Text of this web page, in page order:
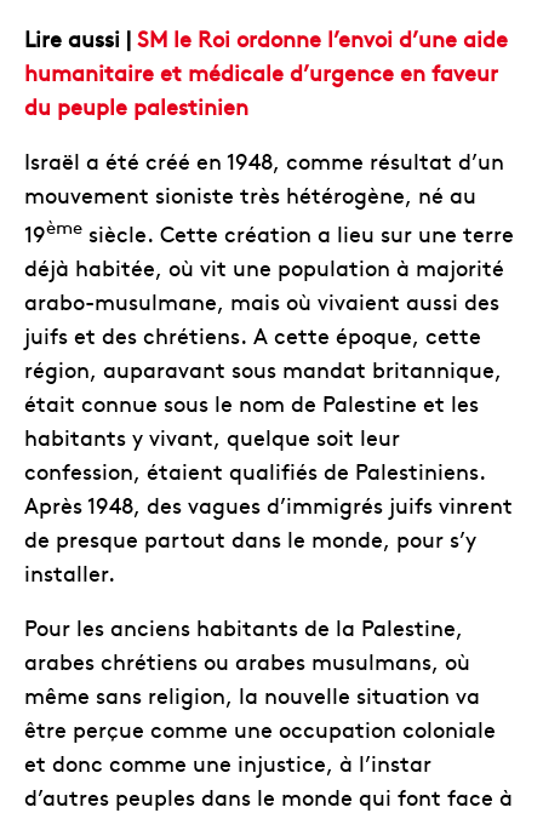
Lire aussi | SM le Roi ordonne l’envoi d’une aide
humanitaire et médicale d’urgence en faveur
du peuple palestinien
Israël a été créé en 1948, comme résultat d’un
mouvement sioniste très hétérogène, né au
19ème siècle. Cette création a lieu sur une terre
déjà habitée, où vit une population à majorité
arabo-musulmane, mais où vivaient aussi des
juifs et des chrétiens. A cette époque, cette
région, auparavant sous mandat britannique,
était connue sous le nom de Palestine et les
habitants y vivant, quelque soit leur
confession, étaient qualifiés de Palestiniens.
Après 1948, des vagues d’immigrés juifs vinrent
de presque partout dans le monde, pour s’y
installer.
Pour les anciens habitants de la Palestine,
arabes chrétiens ou arabes musulmans, où
même sans religion, la nouvelle situation va
être perçue comme une occupation coloniale
et donc comme une injustice, à l’instar
d’autres peuples dans le monde qui font face à